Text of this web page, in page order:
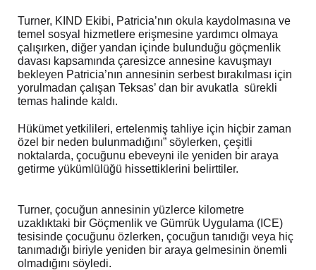
Turner, KIND Ekibi, Patricia’nın okula kaydolmasına ve
temel sosyal hizmetlere erişmesine yardımcı olmaya
çalışırken, diğer yandan içinde bulunduğu göçmenlik
davası kapsamında çaresizce annesine kavuşmayı
bekleyen Patricia’nın annesinin serbest bırakılması için
yorulmadan çalışan Teksas’ dan bir avukatla sürekli
temas halinde kaldı.
Hükümet yetkilileri, ertelenmiş tahliye için hiçbir zaman
özel bir neden bulunmadığını” söylerken, çeşitli
noktalarda, çocuğunu ebeveyni ile yeniden bir araya
getirme yükümlülüğü hissettiklerini belirttiler.
Turner, çocuğun annesinin yüzlerce kilometre
uzaklıktaki bir Göçmenlik ve Gümrük Uygulama (ICE)
tesisinde çocuğunu özlerken, çocuğun tanıdığı veya hiç
tanımadığı biriyle yeniden bir araya gelmesinin önemli
olmadığını söyledi.